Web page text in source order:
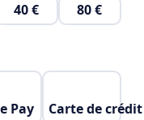
40 € 80 €
Pay Carte de crédit